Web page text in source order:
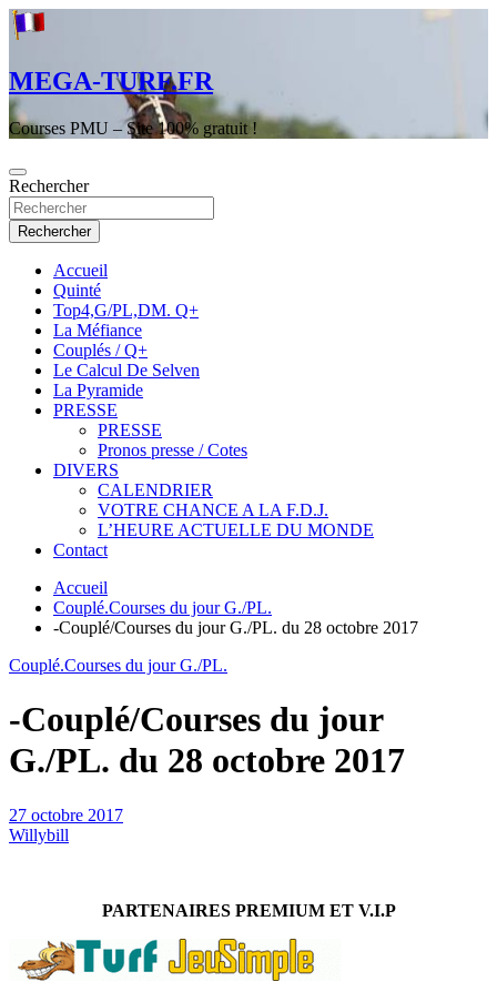
Aller
au
MEGA-TURF.FR
Courses PMU – Site 100% gratuit !
Rechercher
Rechercher
Accueil
Quinté
Top4,G/PL,DM. Q+
La Méfiance
Couplés / Q+
Le Calcul De Selven
La Pyramide
PRESSE
PRESSE
Pronos presse / Cotes
DIVERS
CALENDRIER
VOTRE CHANCE A LA F.D.J.
L’HEURE ACTUELLE DU MONDE
Contact
Accueil
Couplé.Courses du jour G./PL.
-Couplé/Courses du jour G./PL. du 28 octobre 2017
Couplé.Courses du jour G./PL.
-Couplé/Courses du jour
G./PL. du 28 octobre 2017
27 octobre 2017
Willybill
PARTENAIRES PREMIUM ET V.I.P